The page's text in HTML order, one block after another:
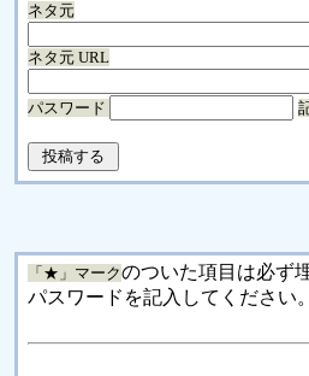
ネタ元
ネタ元 URL
パスワード
「★」マークのついた項目は必ず
パスワードを記入してください